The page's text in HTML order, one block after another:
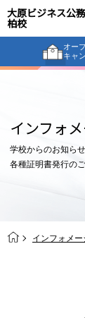
大原ビジネス公
柏校
オー
キャ
インフォ
学校からのお知らせ
各種証明書発行の
インフォメー